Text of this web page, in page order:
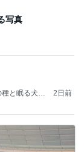
写真
と眠る犬」
2日前